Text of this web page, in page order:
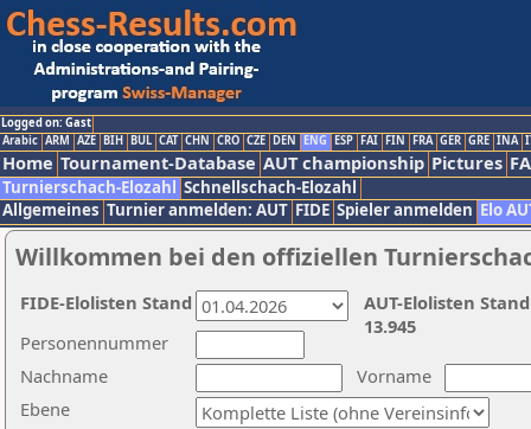
Logged on: Gast
Arabic ARM AZE BIH BUL CAT CHN CRO CZE DEN ENG ESP FAI FIN FRA GER GRE INA
Home Tournament-Database AUT championship Pictures
Turnierschach-Elozahl Schnellschach-Elozahl
Allgemeines Turnier anmelden: AUT FIDE Spieler anmelden Elo
Willkommen bei den offiziellen
Nachname
Vorname
Ebene
Personennummer
AUT-Elolisten
13.945
FIDE-Elolisten Stand